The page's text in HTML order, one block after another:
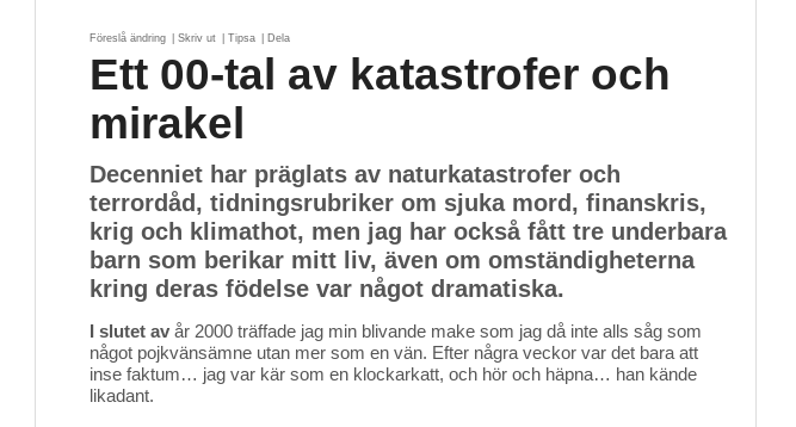
Föreslå ändring Skriv ut Tipsa Dela
Ett 00-tal av katastrofer och
mirakel
Decenniet har präglats av naturkatastrofer och
terrordåd, tidningsrubriker om sjuka mord, finanskris,
krig och klimathot, men jag har också fått tre underbara
barn som berikar mitt liv, även om omständigheterna
kring deras födelse var något dramatiska.
I slutet av år 2000 träffade jag min blivande make som jag då inte alls såg som
något pojkvänsämne utan mer som en vän. Efter några veckor var det bara att
inse faktum… jag var kär som en klockarkatt, och hör och häpna… han kände
likadant.